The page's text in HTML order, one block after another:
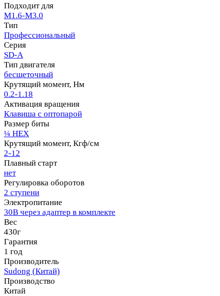
Подходит для
M1.6-M3.0
Тип
Профессиональный
Серия
SD-A
Тип двигателя
бесщеточный
Крутящий момент, Нм
0.2-1.18
Активация вращения
Клавиша с оптопарой
Размер биты
¼ HEX
Крутящий момент, Кгф/см
2-12
Плавный старт
нет
Регулировка оборотов
2 ступени
Электропитание
30В через адаптер в комплекте
Вес
430г
Гарантия
1 год
Производитель
Sudong (Китай)
Производство
Китай